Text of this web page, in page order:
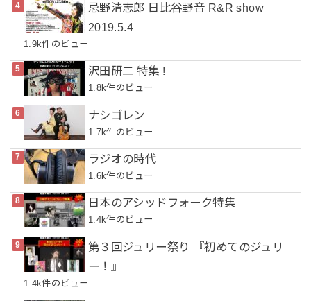
忌野清志郎 日比谷野音 R&R show
2019.5.4
1.9k件のビュー
沢田研二 特集 !
1.8k件のビュー
ナシゴレン
1.7k件のビュー
ラジオの時代
1.6k件のビュー
日本のアシッドフォーク特集
1.4k件のビュー
第３回ジュリー祭り 『初めてのジュリ
ー！』
1.4k件のビュー